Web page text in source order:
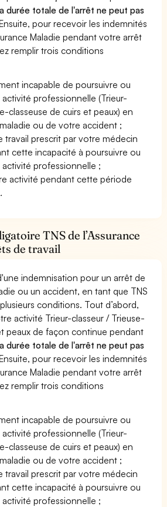
durée totale de l'arrêt ne peut pas
pour recevoir les indemnités
Maladie pendant votre arrêt
remplir trois conditions
incapable de poursuivre ou
professionnelle (Trieur-
classeuse de cuirs et peaux) en
ou de votre accident ;
travail prescrit par votre médecin
cette incapacité à poursuivre ou
professionnelle ;
activité pendant cette période
TNS de l’Assurance
de travail
indemnisation pour un arrêt de
ou un accident, en tant que TNS
conditions. Tout d’abord,
activité Trieur-classeur / Trieuse-
peaux de façon continue pendant
durée totale de l'arrêt ne peut pas
pour recevoir les indemnités
Maladie pendant votre arrêt
remplir trois conditions
incapable de poursuivre ou
professionnelle (Trieur-
classeuse de cuirs et peaux) en
ou de votre accident ;
travail prescrit par votre médecin
cette incapacité à poursuivre ou
professionnelle ;